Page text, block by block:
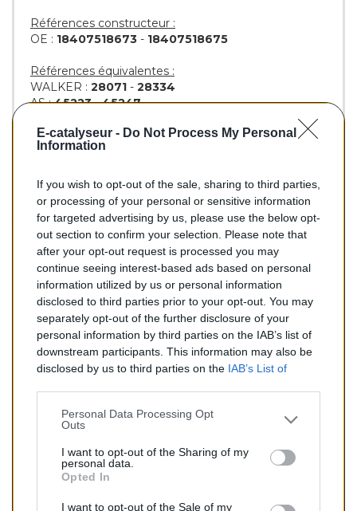
E-catalyseur - Do Not Process My Personal
Information
If you wish to opt-out of the sale, sharing to third parties,
or processing of your personal or sensitive information
for targeted advertising by us, please use the below opt-
out section to confirm your selection. Please note that
after your opt-out request is processed you may
continue seeing interest-based ads based on personal
information utilized by us or personal information
disclosed to third parties prior to your opt-out. You may
separately opt-out of the further disclosure of your
personal information by third parties on the IAB’s list of
downstream participants. This information may also be
disclosed by us to third parties on the IAB’s List of
Personal Data Processing Opt
Outs
I want to opt-out of the Sharing of my
personal data.
Opted In
I want to opt-out of the Sale of my
Références constructeur :
OE : 18407518673 - 18407518675
Références équivalentes :
WALKER : 28071 - 28334
AS :45223-45247
BM :BM92195H
288,00 €
Catalyseur pour BMW Z3 3.0 (Essence) de 06/2000 à
06/2003
Quantité
AJOUTER AU PANIER
Commentaires (0)